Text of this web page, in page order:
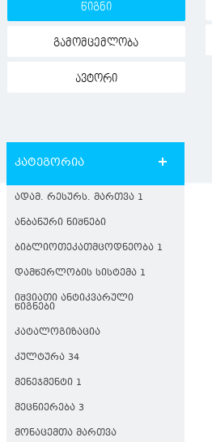
წიგნი
გამომცემლობა
ავტორი
კატეგორია
ᲐᲓᲐᲛ. ᲠᲔᲡᲣᲠᲡ. ᲛᲐᲠᲗᲕᲐ 1
ᲐᲜᲑᲐᲜᲣᲠᲘ ᲜᲘᲨᲜᲔᲑᲘ
ᲑᲘᲑᲚᲘᲝᲗᲔᲙᲐᲗᲛᲪᲝᲓᲜᲔᲝᲑᲐ 1
ᲓᲐᲛᲬᲔᲠᲚᲝᲑᲘᲡ ᲡᲘᲡᲢᲔᲛᲐ 1
ᲘᲨᲕᲘᲐᲗᲘ ᲐᲜᲢᲘᲙᲕᲐᲠᲣᲚᲘ
ᲬᲘᲒᲜᲔᲑᲘ
ᲙᲐᲢᲐᲚᲝᲒᲘᲖᲐᲪᲘᲐ
ᲙᲣᲚᲢᲣᲠᲐ 34
ᲛᲔᲜᲔᲯᲛᲔᲜᲢᲘ 1
ᲛᲔᲪᲜᲘᲔᲠᲔᲑᲐ 3
ᲛᲝᲜᲐᲪᲔᲛᲗᲐ ᲛᲐᲠᲗᲕᲐ